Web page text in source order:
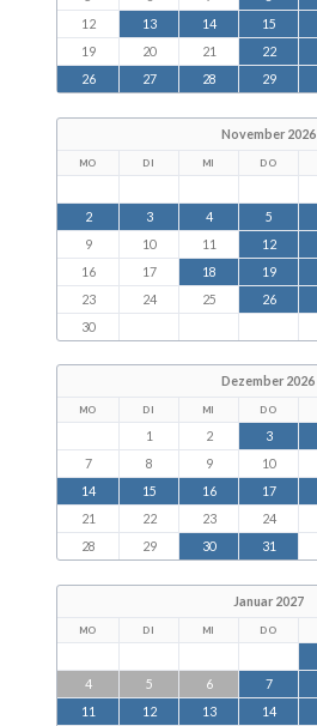
12
13 14 15
19
20 21 22
26
27 28 29
November 2026
MO DI MI DO
2
3 4 5
9
10 11 12
16
17 18 19
23
24 25 26
30
Dezember 2026
MO DI MI DO
1 2 3
7
8 9 10
14
15 16 17
21
22 23 24
28
29 30 31
Januar 2027
MO DI MI DO
4
5 6 7
11
12 13 14